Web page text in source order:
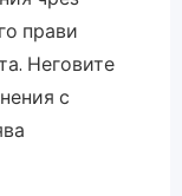
прави
Неговите
с